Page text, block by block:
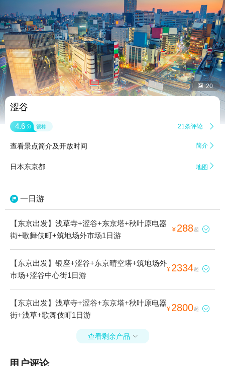
 20
涩谷
4.6 分 很棒 21条评论 
查看景点简介及开放时间 简介 
日本东京都 地图 
一日游
【东京出发】浅草寺+涩谷+东京塔+秋叶原电器
街+歌舞伎町+筑地场外市场1日游
¥ 288起 
【东京出发】银座+涩谷+东京晴空塔+筑地场外
市场+涩谷中心街1日游
¥ 2334起 
【东京出发】浅草寺+涩谷+东京塔+秋叶原电器
街+浅草+歌舞伎町1日游
¥ 2800起 
查看剩余产品 
用户评论
